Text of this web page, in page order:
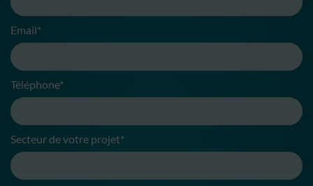
Email*
Téléphone*
Secteur de votre projet*